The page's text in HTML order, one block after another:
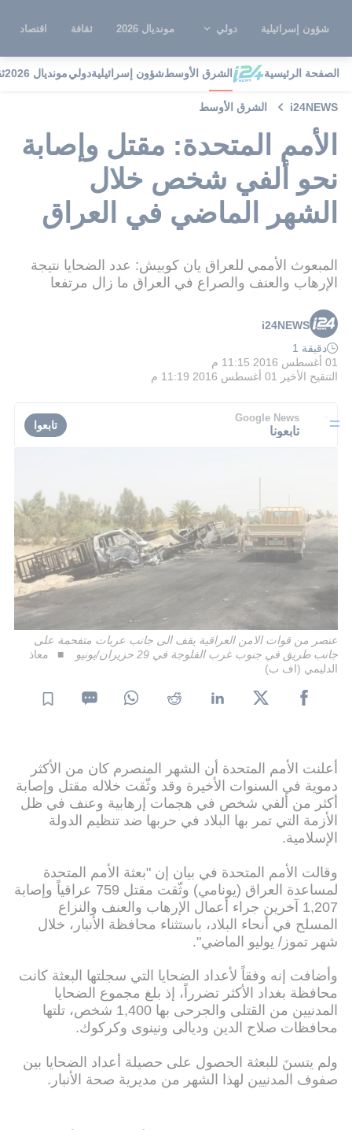
شؤون إسرائيلية دولي مونديال 2026 ثقافة اقتصاد
الصفحة الرئيسية الشرق الأوسطشؤون إسرائيليةدوليمونديال 2026
i24NEWS الشرق الأوسط
الأمم المتحدة: مقتل وإصابة
نحو ألفي شخص خلال
الشهر الماضي في العراق
المبعوث الأممي للعراق يان كوبيش: عدد الضحايا نتيجة
الإرهاب والعنف والصراع في العراق ما زال مرتفعا
i24NEWS
دقيقة 1
01 أغسطس 2016 11:15 م
التنقيح الأخير
01 أغسطس 2016 11:19 م
Google News
تابعونا تابعوا
عنصر من قوات الامن العراقية يقف الى جانب عربات متفحمة على
جانب طريق في جنوب غرب الفلوجة في 29 حزيران/يونيو
معاذ
الدليمي (اف ب)
أعلنت الأمم المتحدة أن الشهر المنصرم كان من الأكثر
دموية في السنوات الأخيرة وقد وثّقت خلاله مقتل وإصابة
أكثر من ألفي شخص في هجمات إرهابية وعنف في ظل
الأزمة التي تمر بها البلاد في حربها ضد تنظيم الدولة
الإسلامية.
وقالت الأمم المتحدة في بيان إن "بعثة الأمم المتحدة
لمساعدة العراق (يونامي) وثّقت مقتل 759 عراقياً وإصابة
1,207 آخرين جراء أعمال الإرهاب والعنف والنزاع
المسلح في أنحاء البلاد، باستثناء محافظة الأنبار، خلال
شهر تموز/ يوليو الماضي".
وأضافت إنه وفقاً لأعداد الضحايا التي سجلتها البعثة كانت
محافظة بغداد الأكثر تضرراً، إذ بلغ مجموع الضحايا
المدنيين من القتلى والجرحى بها 1,400 شخص، تلتها
محافظات صلاح الدين وديالى ونينوى وكركوك.
ولم يتسنَ للبعثة الحصول على حصيلة أعداد الضحايا بين
صفوف المدنيين لهذا الشهر من مديرية صحة الأنبار.